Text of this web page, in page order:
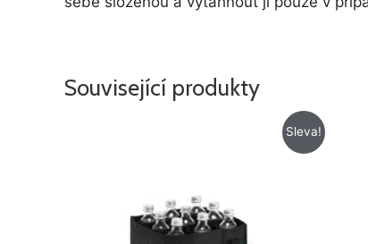
Související produkty
Sleva!